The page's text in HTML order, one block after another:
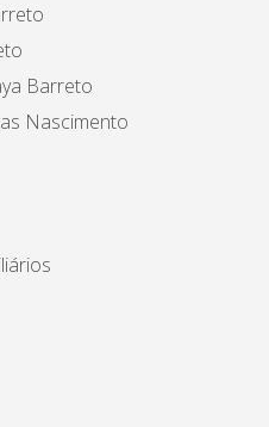
Barreto
Nascimento